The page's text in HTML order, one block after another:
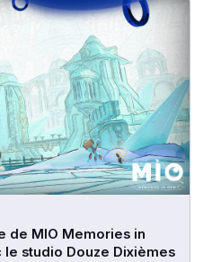
de MIO Memories in
studio Douze Dixièmes